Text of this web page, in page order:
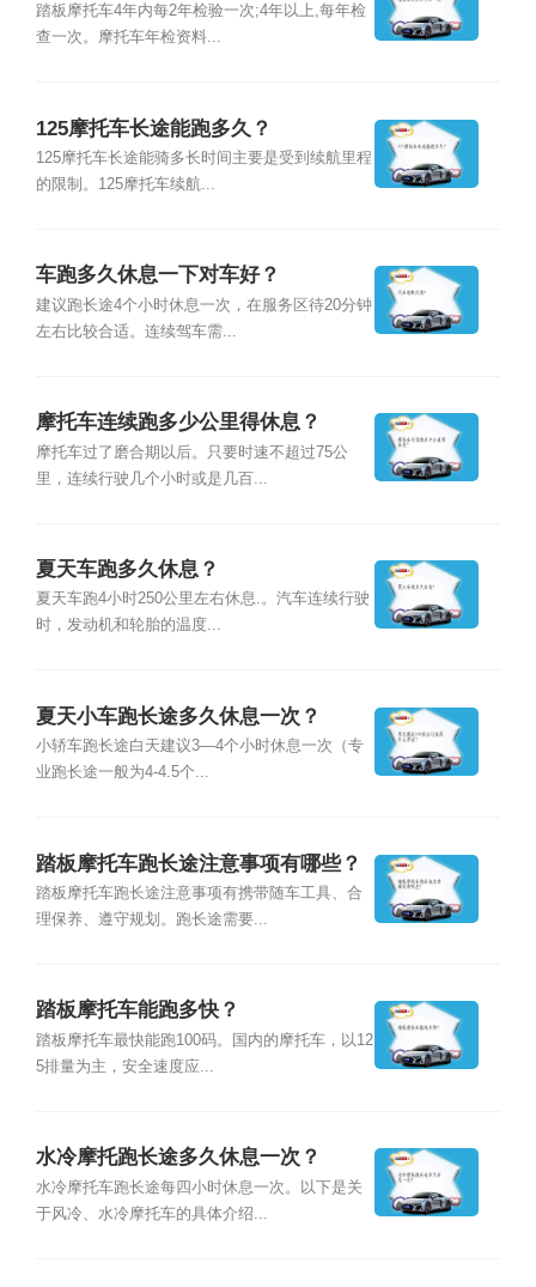
踏板摩托车4年内每2年检验一次;4年以上,每年检
查一次。摩托车年检资料...
125摩托车长途能跑多久？
125摩托车长途能骑多长时间主要是受到续航里程
的限制。125摩托车续航...
车跑多久休息一下对车好？
建议跑长途4个小时休息一次，在服务区待20分钟
左右比较合适。连续驾车需...
摩托车连续跑多少公里得休息？
摩托车过了磨合期以后。只要时速不超过75公
里，连续行驶几个小时或是几百...
夏天车跑多久休息？
夏天车跑4小时250公里左右休息.。汽车连续行驶
时，发动机和轮胎的温度...
夏天小车跑长途多久休息一次？
小轿车跑长途白天建议3—4个小时休息一次（专
业跑长途一般为4-4.5个...
踏板摩托车跑长途注意事项有哪些？
踏板摩托车跑长途注意事项有携带随车工具、合
理保养、遵守规划。跑长途需要...
踏板摩托车能跑多快？
踏板摩托车最快能跑100码。国内的摩托车，以12
5排量为主，安全速度应...
水冷摩托跑长途多久休息一次？
水冷摩托车跑长途每四小时休息一次。以下是关
于风冷、水冷摩托车的具体介绍...